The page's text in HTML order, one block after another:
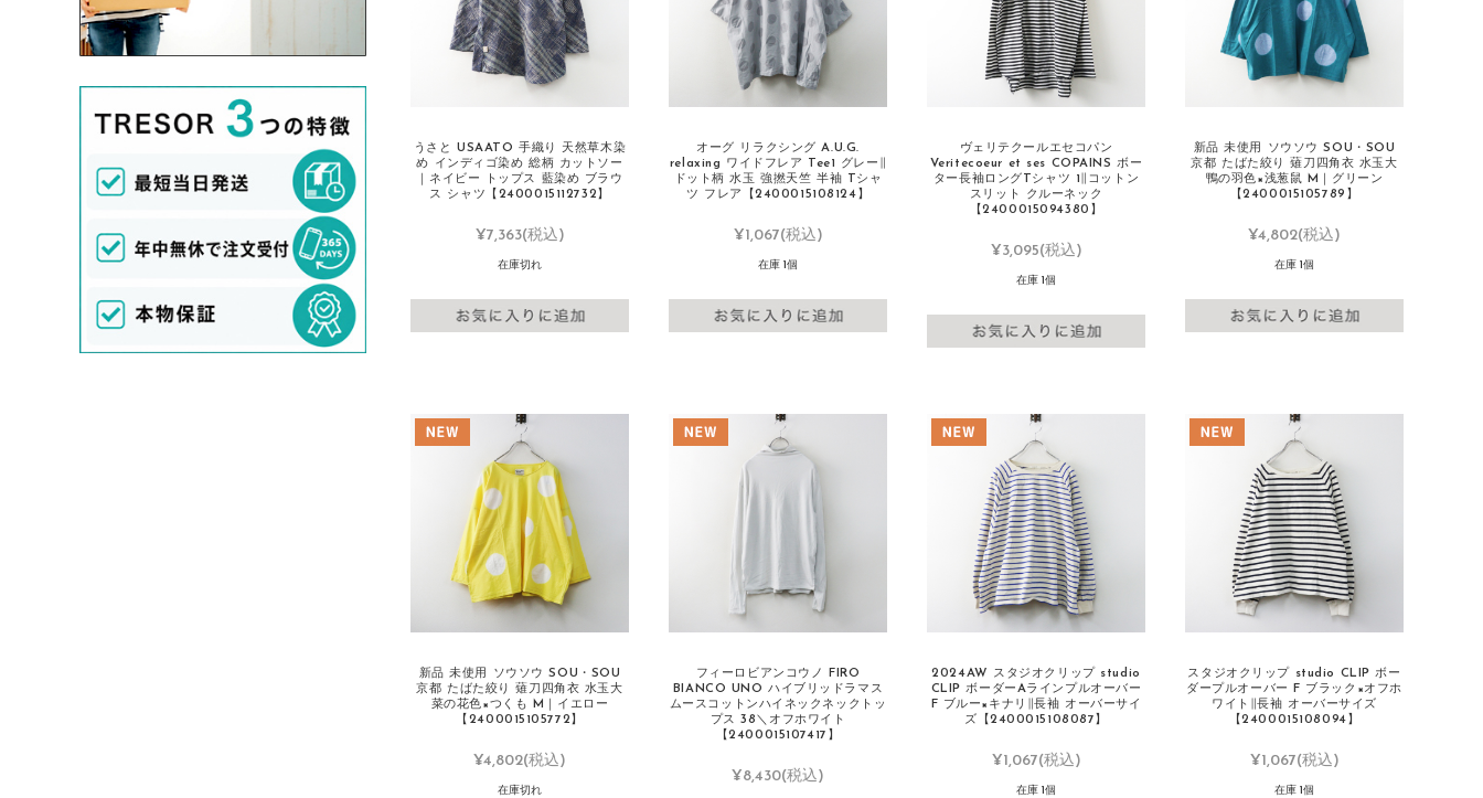
うさと USAATO 手織り 天然草木染
め インディゴ染め 総柄 カットソー
｜ネイビー トップス 藍染め ブラウ
ス シャツ【2400015112732】
¥7,363(税込)
在庫切れ
オーグ リラクシング A.U.G.
relaxing ワイドフレア Tee1 グレー∥
ドット柄 水玉 強撚天竺 半袖 Tシャ
ツ フレア【2400015108124】
¥1,067(税込)
在庫 1個
ヴェリテクールエセコパン
Veritecoeur et ses COPAINS ボー
ター長袖ロングTシャツ 1∥コットン
スリット クルーネック
【2400015094380】
¥3,095(税込)
在庫 1個
新品 未使用 ソウソウ SOU・SOU
京都 たばた絞り 薙刀四角衣 水玉大
鴨の羽色×浅葱鼠 M｜グリーン
【2400015105789】
¥4,802(税込)
在庫 1個
新品 未使用 ソウソウ SOU・SOU
京都 たばた絞り 薙刀四角衣 水玉大
菜の花色×つくも M｜イエロー
【2400015105772】
¥4,802(税込)
在庫切れ
フィーロビアンコウノ FIRO
BIANCO UNO ハイブリッドラマス
ムースコットンハイネックネックトッ
プス 38＼オフホワイト
【2400015107417】
¥8,430(税込)
2024AW スタジオクリップ studio
CLIP ボーダーAラインプルオーバー
F ブルー×キナリ∥長袖 オーバーサイ
ズ【2400015108087】
¥1,067(税込)
在庫 1個
スタジオクリップ studio CLIP ボー
ダープルオーバー F ブラック×オフホ
ワイト∥長袖 オーバーサイズ
【2400015108094】
¥1,067(税込)
在庫 1個
dosa/ドーサ
Dr.Martens/ドクターマーチン
Dsquared2/ディースクエアード
ENFOLD/エンフォルド
ENGINEERED GARMENTS/エンジニア
ドガーメンツ